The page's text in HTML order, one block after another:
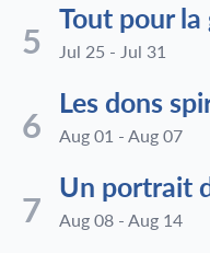
5
Tout pour
Jul 25 - Jul 31
6
Les dons
Aug 01 - Aug 07
7
Un portrait
Aug 08 - Aug 14